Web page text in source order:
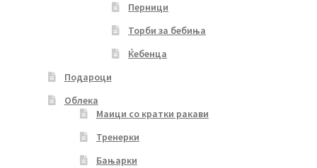
Перници
Торби за бебиња
Ќебенца
Подароци
Облека
Маици со кратки ракави
Тренерки
Бањарки